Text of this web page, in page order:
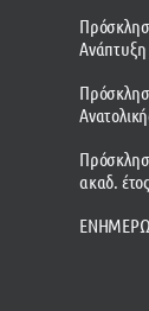
Ανάπτυξη
ακαδ.